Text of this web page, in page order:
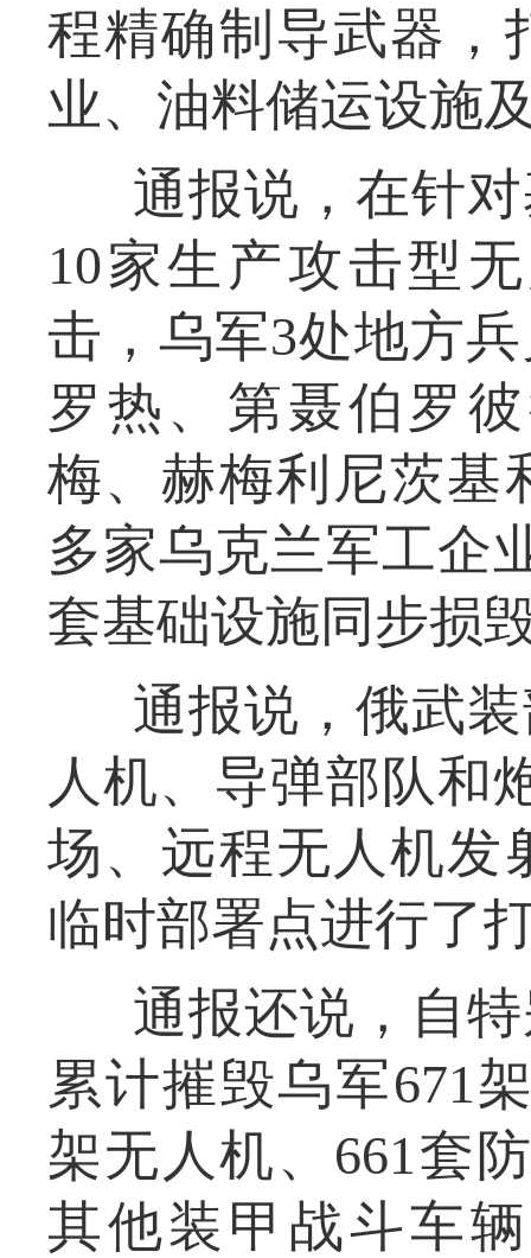
程精确制导武器，
业、油料储运设施
通报说，在针
10家生产攻击型
击，乌军3处地方
罗热、第聂伯罗
梅、赫梅利尼茨基
多家乌克兰军工企
套基础设施同步损
通报说，俄武
人机、导弹部队和
场、远程无人机发
临时部署点进行了
通报还说，自
累计摧毁乌军671
架无人机、661套
其他装甲战斗车